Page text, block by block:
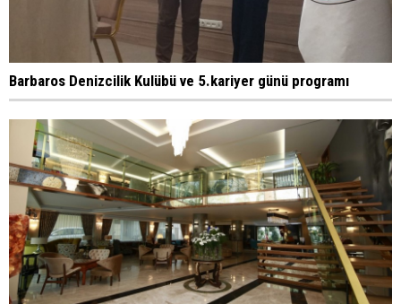
Barbaros Denizcilik Kulübü ve 5.kariyer günü programı